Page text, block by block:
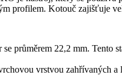
profilem. Kotouč zajišťuje
průměrem 22,2 mm. Tento
vrstvou zahřívaných